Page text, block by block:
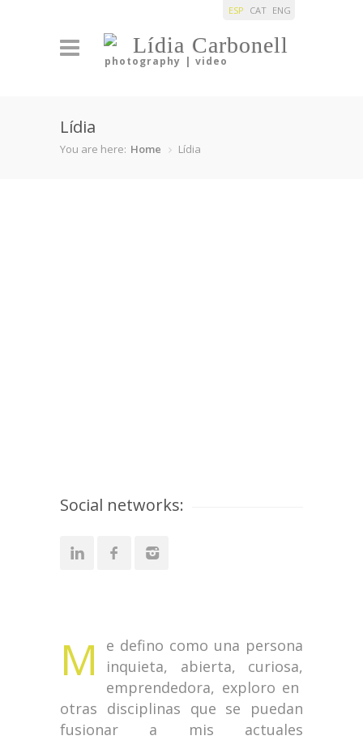
Lídia Carbonell
photography | video
ESP CAT ENG
Lídia
You are here: Home Lídia
Social networks:
M
e defino como una persona
inquieta, abierta, curiosa,
emprendedora, exploro en
otras disciplinas que se puedan
fusionar a mis actuales